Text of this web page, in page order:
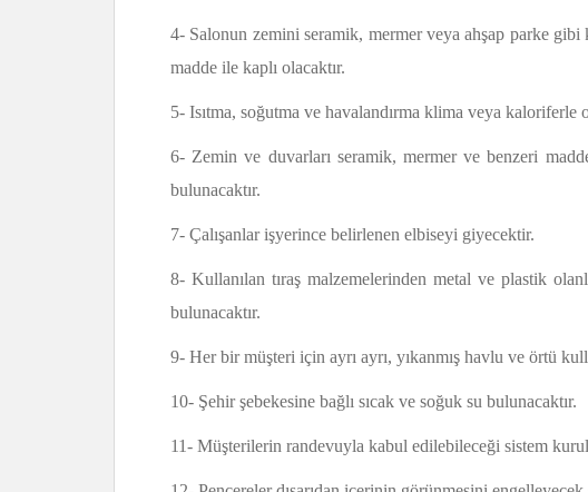
4- Salonun zemini seramik, mermer veya ahşap parke
madde ile kaplı olacaktır.
5- Isıtma, soğutma ve havalandırma klima veya kaloriferle
6- Zemin ve duvarları seramik, mermer ve benzeri
bulunacaktır.
7- Çalışanlar işyerince belirlenen elbiseyi giyecektir.
8- Kullanılan tıraş malzemelerinden metal ve plastik
bulunacaktır.
9- Her bir müşteri için ayrı ayrı, yıkanmış havlu ve örtü
10- Şehir şebekesine bağlı sıcak ve soğuk su bulunacaktır.
11- Müşterilerin randevuyla kabul edilebileceği sistem